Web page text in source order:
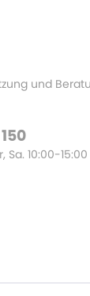
und
Sa. 10:00-15:00